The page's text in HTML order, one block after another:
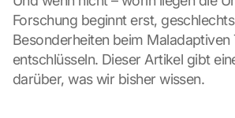
Forschung beginnt erst,
Besonderheiten beim Maladaptiven
entschlüsseln. Dieser Artikel gibt
darüber, was wir bisher wissen.